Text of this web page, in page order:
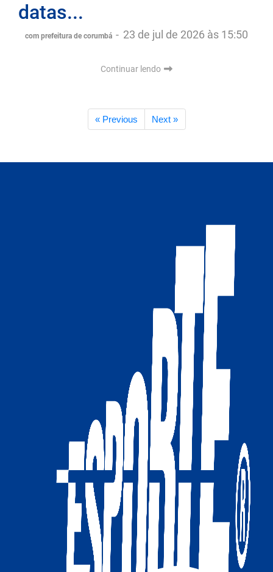
datas...
com prefeitura de corumbá - 23 de jul de 2026 às 15:50
Continuar lendo
« Previous Next »